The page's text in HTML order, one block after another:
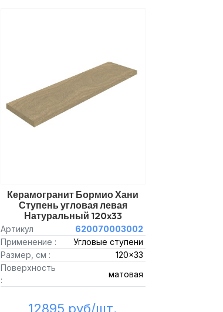
Керамогранит Бормио Хани
Ступень угловая левая
Натуральный 120x33
Артикул
620070003002
Применение :
Угловые ступени
Размер, см :
120x33
Поверхность
:
матовая
12895 руб/шт.